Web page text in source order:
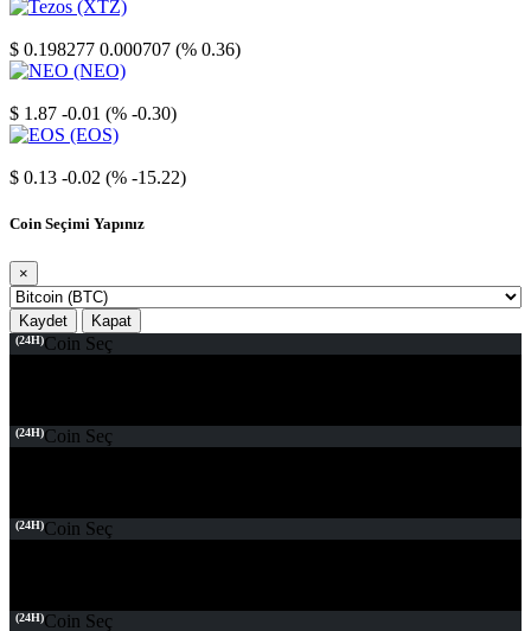
$ 0.198277 0.000707 (% 0.36)
$ 1.87 -0.01 (% -0.30)
$ 0.13 -0.02 (% -15.22)
Coin Seçimi Yapınız
×
Kaydet Kapat
(24H)Coin Seç
(24H)Coin Seç
(24H)Coin Seç
(24H)Coin Seç